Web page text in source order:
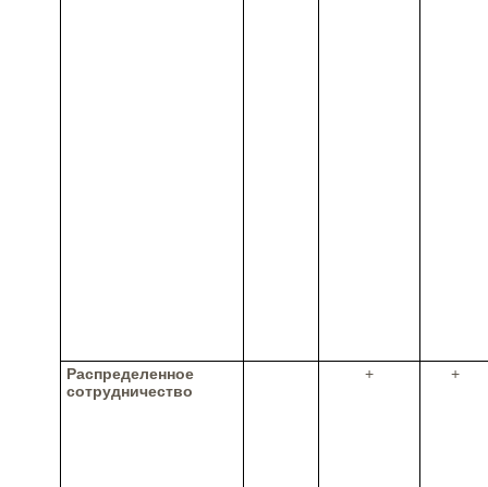
Распределенное
сотрудничество
+ +